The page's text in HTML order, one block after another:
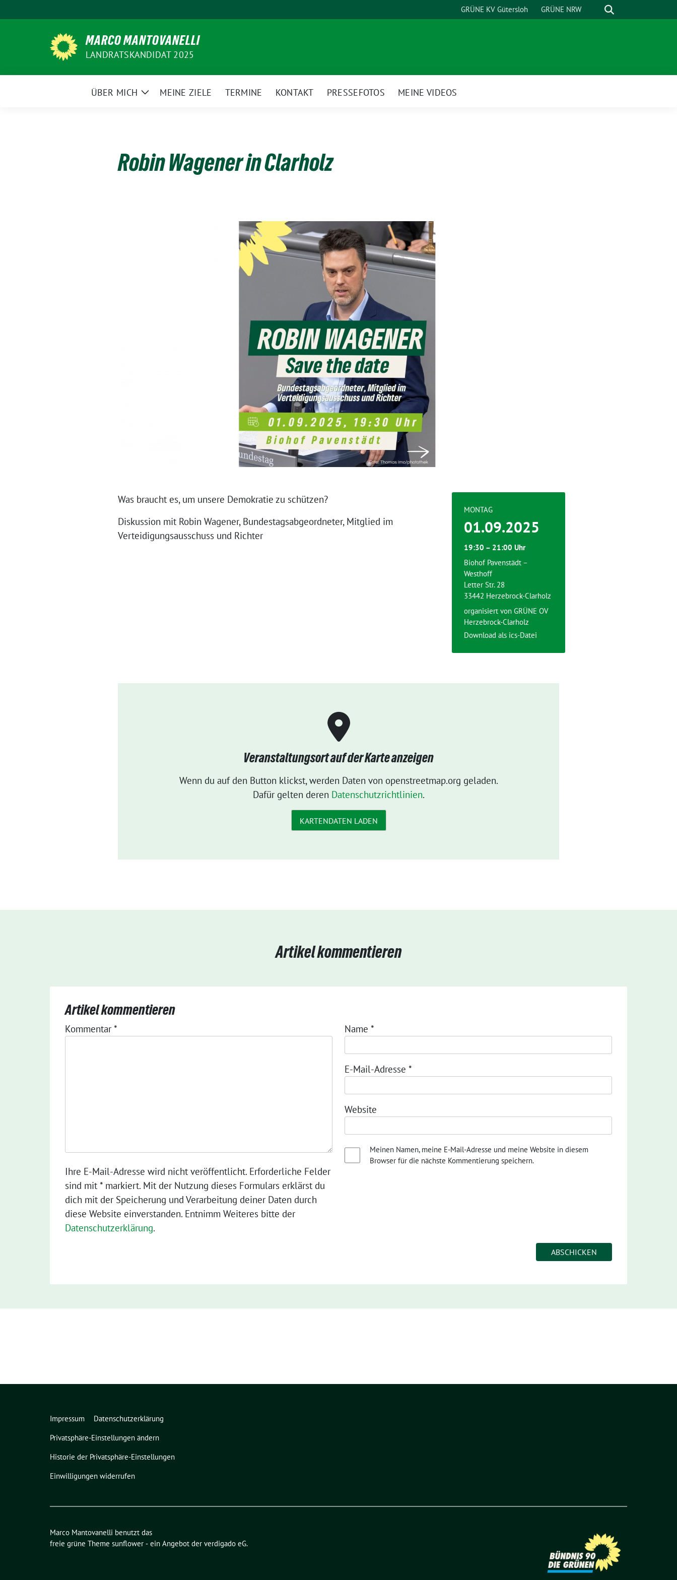
zum
GRÜNE KV Gütersloh GRÜNE NRW Suche
MARCO MANTOVANELLI
LANDRATSKANDIDAT 2025
ÜBER MICH
ZeigeMEINE ZIELE TERMINE KONTAKT PRESSEFOTOS MEINE VIDEOS
Robin Wagener in Clarholz
Was braucht es, um unsere Demokratie zu schützen?
Diskussion mit Robin Wagener, Bundestagsabgeordneter, Mitglied im
Verteidigungsausschuss und Richter
MONTAG
01.09.2025
19:30 – 21:00 Uhr
Biohof Pavenstädt –
Westhoff
Letter Str. 28
33442 Herzebrock-Clarholz
organisiert von GRÜNE OV
Herzebrock-Clarholz
Download als ics-Datei
Veranstaltungsort auf der Karte anzeigen
Wenn du auf den Button klickst, werden Daten von openstreetmap.org geladen.
Dafür gelten deren Datenschutzrichtlinien.
KARTENDATEN LADEN
Artikel kommentieren
Artikel kommentieren
Kommentar*
Ihre E-Mail-Adresse wird nicht veröffentlicht. Erforderliche Felder
sind mit * markiert. Mit der Nutzung dieses Formulars erklärst du
dich mit der Speicherung und Verarbeitung deiner Daten durch
diese Website einverstanden. Entnimm Weiteres bitte der
Datenschutzerklärung.
Name *
E-Mail-Adresse *
Website
Meinen Namen, meine E-Mail-Adresse und meine Website in diesem
Browser für die nächste Kommentierung speichern.
Impressum
Datenschutzerklärung
Privatsphäre-Einstellungen ändern
Historie der Privatsphäre-Einstellungen
Einwilligungen widerrufen
Marco Mantovanelli benutzt das
freie grüne Theme sunflower ‐ ein Angebot der verdigado eG.